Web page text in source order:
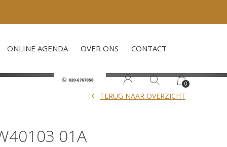
ONLINE AGENDA OVER ONS CONTACT
0
01A
TERUG NAAR OVERZICHT